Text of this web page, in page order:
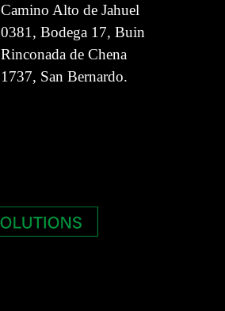
Camino Alto de Jahuel
0381, Bodega 17, Buin
Rinconada de Chena
1737, San Bernardo.